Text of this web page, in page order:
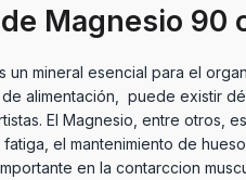
Magnesio 90
un mineral esencial para el
alimentación, puede existir
El Magnesio, entre otros,
el mantenimiento de
en la contarccion